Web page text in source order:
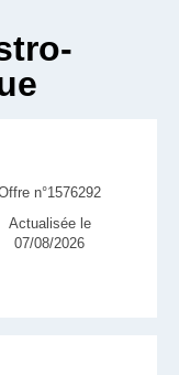
n°1576292
Actualisée le
07/08/2026